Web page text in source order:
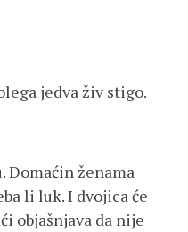
jedva živ stigo.
Domaćin ženama
li luk. I dvojica će
objašnjava da nije